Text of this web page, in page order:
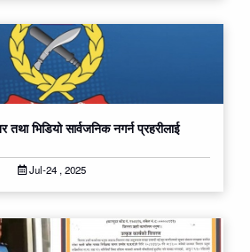
भिडियो सार्वजनिक नगर्न प्रहरीलाई
Jul-24 , 2025